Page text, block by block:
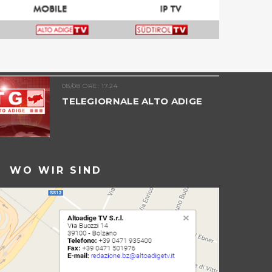
08/08 ORE: 17.24
TELEGIORNALE ALTO ADIGE
WO WIR SIND